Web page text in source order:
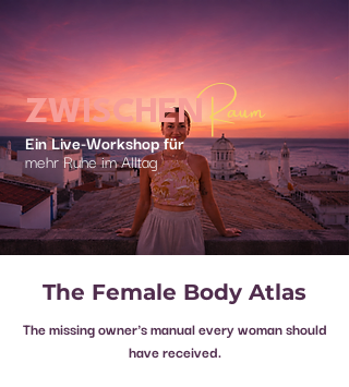
Raum
ZWISCHEN
Ein Live-Workshop für
mehr Ruhe im Alltag
The Female Body Atlas
The missing owner's manual every woman should
have received.